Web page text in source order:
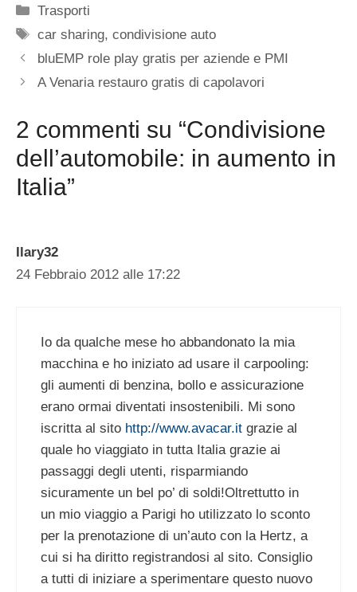
Categorie
Trasporti
Tag
car sharing,condivisione auto
bluEMP role play gratis per aziende e PMI
A Venaria restauro gratis di capolavori
2 commenti su “Condivisione
dell’automobile: in aumento in
Italia”
Ilary32
24 Febbraio 2012 alle 17:22
Io da qualche mese ho abbandonato la mia
macchina e ho iniziato ad usare il carpooling:
gli aumenti di benzina, bollo e assicurazione
erano ormai diventati insostenibili. Mi sono
iscritta al sito http://www.avacar.it grazie al
quale ho viaggiato in tutta Italia grazie ai
passaggi degli utenti, risparmiando
sicuramente un bel po’ di soldi!Oltrettutto in
un mio viaggio a Parigi ho utilizzato lo sconto
per la prenotazione di un’auto con la Hertz, a
cui si ha diritto registrandosi al sito. Consiglio
a tutti di iniziare a sperimentare questo nuovo